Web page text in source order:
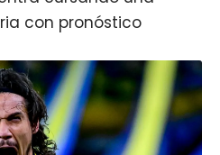
con pronóstico